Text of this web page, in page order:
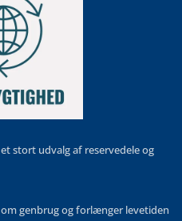
stort udvalg af reservedele og
genbrug og forlænger levetiden